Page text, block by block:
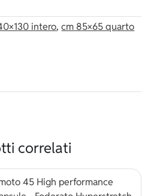
intero,cm 85×65 quarto
correlati